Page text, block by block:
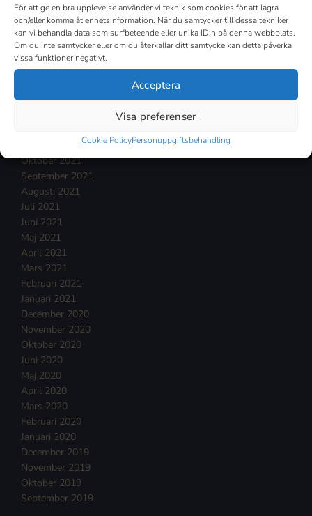
För att ge en bra upplevelse använder vi teknik som cookies för att lagra
och/eller komma åt enhetsinformation. När du samtycker till dessa tekniker
kan vi behandla data som surfbeteende eller unika ID:n på denna webbplats.
Om du inte samtycker eller om du återkallar ditt samtycke kan detta påverka
vissa funktioner negativt.
Acceptera
Visa preferenser
Cookie PolicyPersonuppgiftsbehandling
Augusti 2022
Juli 2022
Juni 2022
Maj 2022
April 2022
Februari 2022
November 2021
Oktober 2021
September 2021
Augusti 2021
Juli 2021
Juni 2021
Maj 2021
April 2021
Mars 2021
Februari 2021
Januari 2021
December 2020
November 2020
Oktober 2020
Juni 2020
Maj 2020
April 2020
Mars 2020
Februari 2020
Januari 2020
December 2019
November 2019
Oktober 2019
September 2019